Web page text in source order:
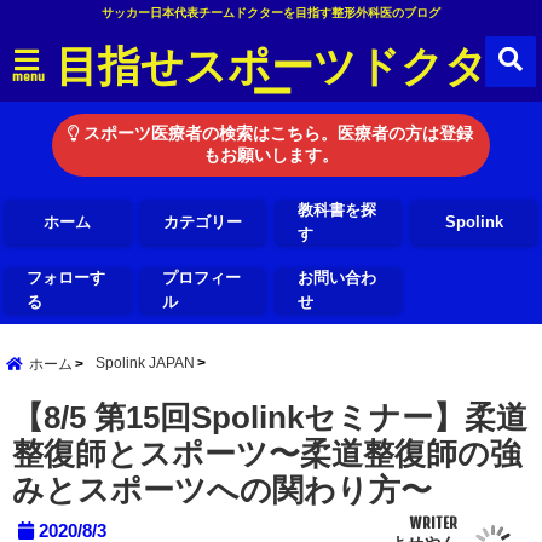
サッカー日本代表チームドクターを目指す整形外科医のブログ
menu 目指せスポーツドクタ
ー
スポーツ医療者の検索はこちら。医療者の方は登録
もお願いします。
ホーム カテゴリー
教科書を探
す
Spolink
フォローす
る
プロフィー
ル
お問い合わ
せ
ホーム Spolink JAPAN
【8/5 第15回Spolinkセミナー】柔道
整復師とスポーツ〜柔道整復師の強
みとスポーツへの関わり方〜
2020/8/3 WRITER